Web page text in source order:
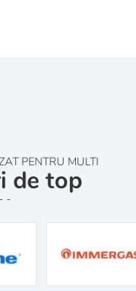
PENTRU MULTI
de top